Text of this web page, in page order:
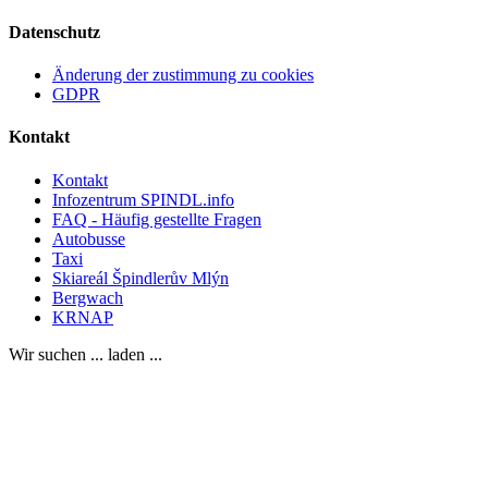
Datenschutz
Änderung der zustimmung zu cookies
GDPR
Kontakt
Kontakt
Infozentrum SPINDL.info
FAQ - Häufig gestellte Fragen
Autobusse
Taxi
Skiareál Špindlerův Mlýn
Bergwach
KRNAP
Wir suchen ... laden ...